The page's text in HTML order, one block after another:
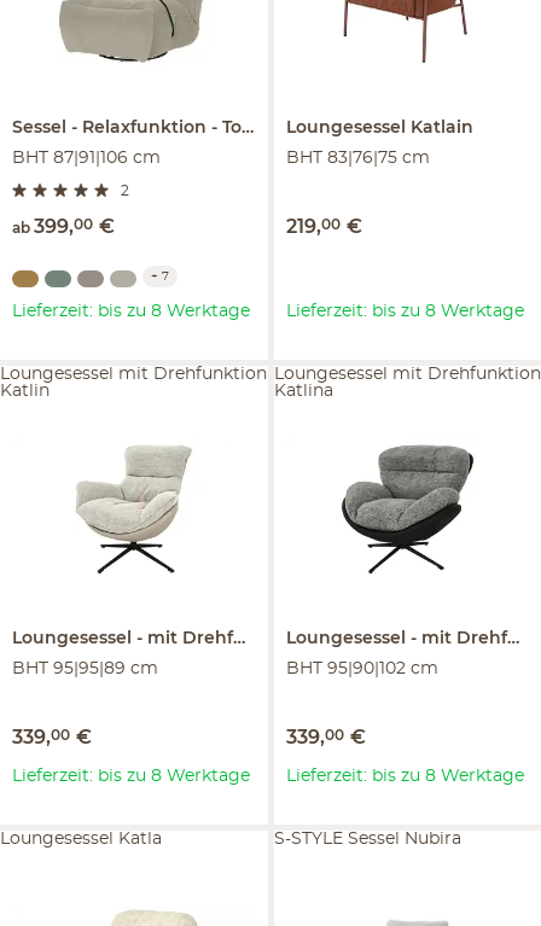
Sessel Relaxfunktion
Tokyo
BHT 87|91|106 cm
2
ab 399,00 €
+ 7
Lieferzeit: bis zu 8 Werktage
Loungesessel
Katlain
BHT 83|76|75 cm
219,00 €
Lieferzeit: bis zu 8 Werktage
Loungesessel mit Drehfunktion
Katlin
BHT 95|95|89 cm
339,00 €
Loungesessel mit Drehfunktion
Katlin
Lieferzeit: bis zu 8 Werktage
Loungesessel
mit Drehfunktion
BHT 95|90|102 cm
339,00 €
Loungesessel mit Drehfunktion
Katlina
Lieferzeit: bis zu 8 Werktage
Loungesessel Katla S-STYLE Sessel Nubira